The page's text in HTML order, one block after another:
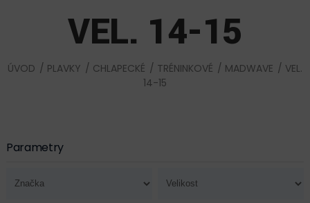
VEL. 14-15
ÚVOD / PLAVKY / CHLAPECKÉ / TRÉNINKOVÉ / MADWAVE / VEL.
14-15
Parametry